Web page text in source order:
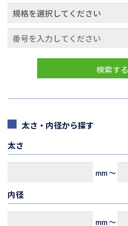
太さ・内径から探す
太さ
mm～
内径
mm～